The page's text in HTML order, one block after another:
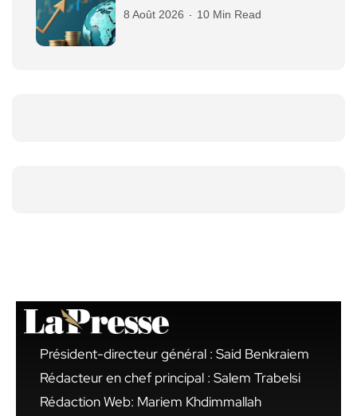
8 Août 2026 10 Min Read
Président-directeur général : Said Benkraiem
Rédacteur en chef principal : Salem Trabelsi
Rédaction Web: Mariem Khdimmallah